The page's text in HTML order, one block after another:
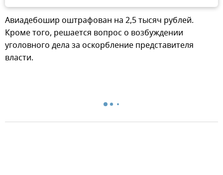
Авиадебошир оштрафован на 2,5 тысяч рублей.
Кроме того, решается вопрос о возбуждении
уголовного дела за оскорбление представителя
власти.